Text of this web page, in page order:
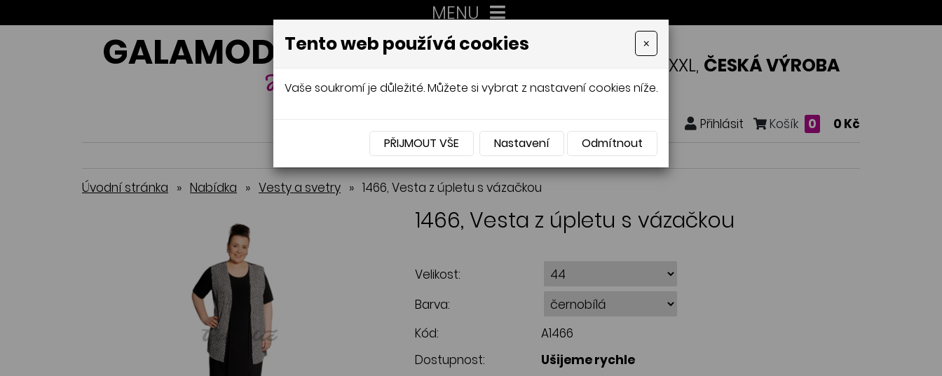
MENU
GALAMODA-XXL
Jana Mládková
AUTORSKÉ ŠITÍ, DÁMSKÉ VELIKOSTI XXL, ČESKÁ VÝROBA
Přihlásit Košík 0 0 Kč
NABÍDKA
Úvodní stránka » Nabídka » Vesty a svetry » 1466, Vesta z úpletu s vázačkou
1466, Vesta z úpletu s vázačkou
Velikost:
Barva:
Kód:
A1466
Dostupnost:
Ušijeme rychle
Tento web používá cookies ×
Vaše soukromí je důležité. Můžete si vybrat z nastavení cookies níže.
PŘIJMOUT VŠE Nastavení Odmítnout